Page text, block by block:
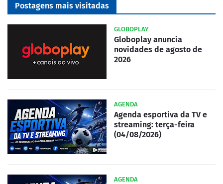
Postagens mais visitadas
GLOBOPLAY
Globoplay anuncia
novidades de agosto de
2026
AGENDA
Agenda esportiva da TV e
streaming: terça-feira
(04/08/2026)
AGENDA